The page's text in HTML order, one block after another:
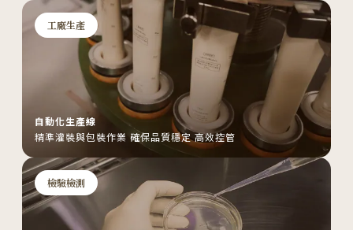
工廠生產
自動化生產線
精準灌裝與包裝作業 確保品質穩定 高效控管
檢驗檢測